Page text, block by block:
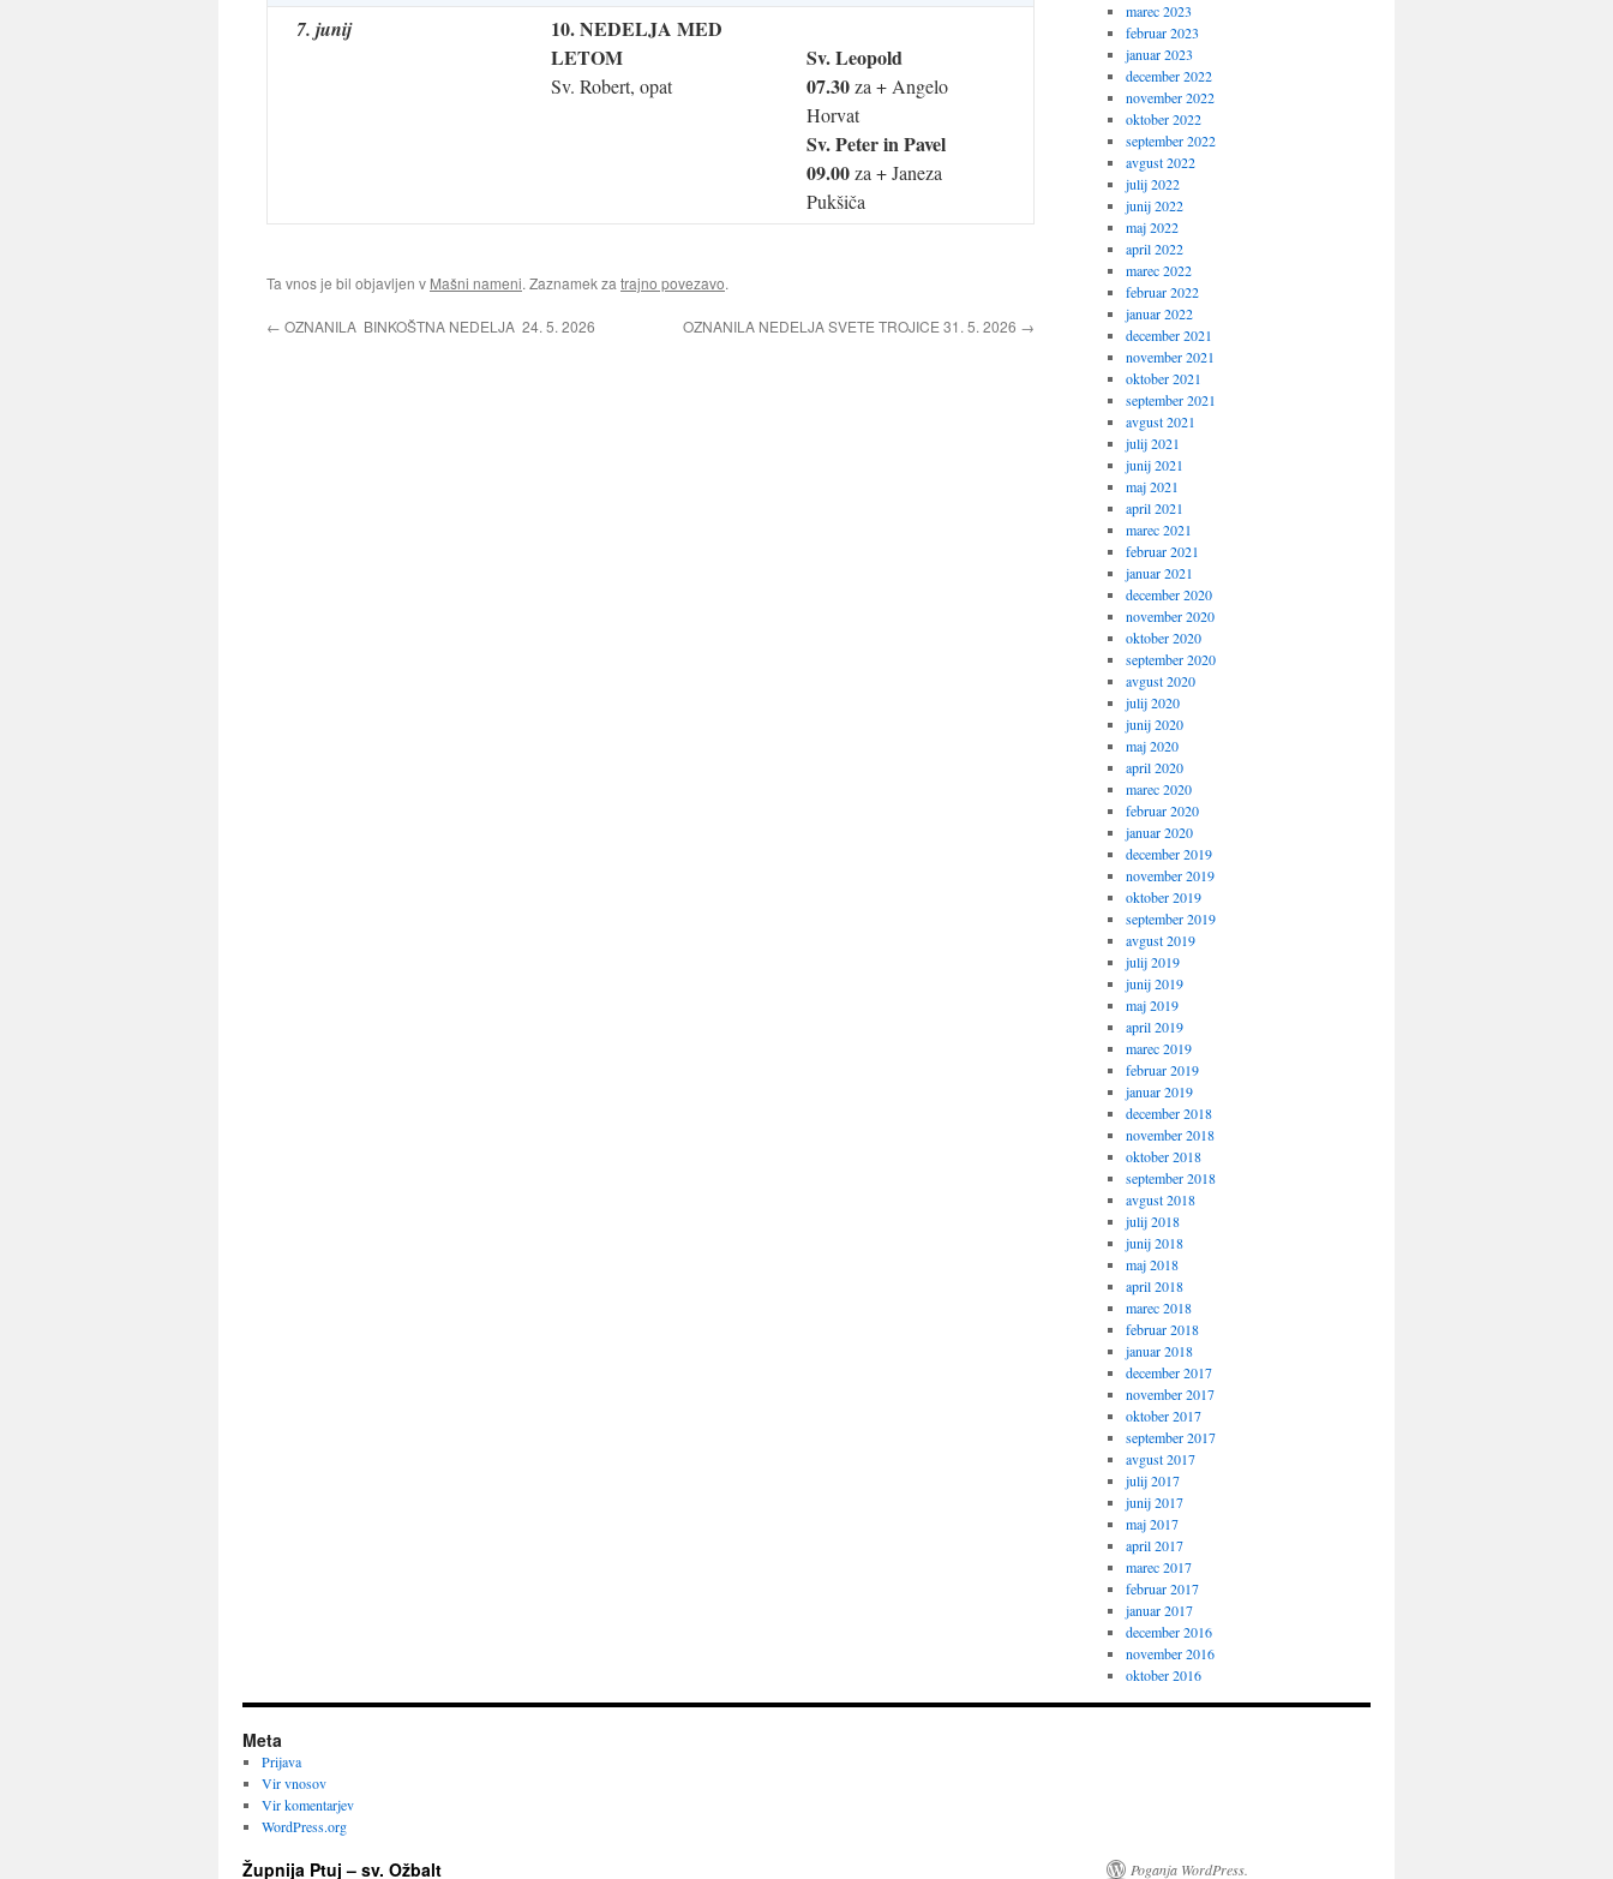
7. junij
10. NEDELJA MED
LETOM
Sv. Robert, opat
Sv. Leopold
07.30za + Angelo
Horvat
Sv. Peter in Pavel
09.00za + Janeza
Pukšiča
Ta vnos je bil objavljen v Mašni nameni. Zaznamek za trajno povezavo.
← OZNANILA BINKOŠTNA NEDELJA 24. 5. 2026 OZNANILA NEDELJA SVETE TROJICE 31. 5. 2026 →
marec 2023
februar 2023
januar 2023
december 2022
november 2022
oktober 2022
september 2022
avgust 2022
julij 2022
junij 2022
maj 2022
april 2022
marec 2022
februar 2022
januar 2022
december 2021
november 2021
oktober 2021
september 2021
avgust 2021
julij 2021
junij 2021
maj 2021
april 2021
marec 2021
februar 2021
januar 2021
december 2020
november 2020
oktober 2020
september 2020
avgust 2020
julij 2020
junij 2020
maj 2020
april 2020
marec 2020
februar 2020
januar 2020
december 2019
november 2019
oktober 2019
september 2019
avgust 2019
julij 2019
junij 2019
maj 2019
april 2019
marec 2019
februar 2019
januar 2019
december 2018
november 2018
oktober 2018
september 2018
avgust 2018
julij 2018
junij 2018
maj 2018
april 2018
marec 2018
februar 2018
januar 2018
december 2017
november 2017
oktober 2017
september 2017
avgust 2017
julij 2017
junij 2017
maj 2017
april 2017
marec 2017
februar 2017
januar 2017
december 2016
november 2016
oktober 2016
Meta
Prijava
Vir vnosov
Vir komentarjev
WordPress.org
Župnija Ptuj – sv. Ožbalt Poganja WordPress.